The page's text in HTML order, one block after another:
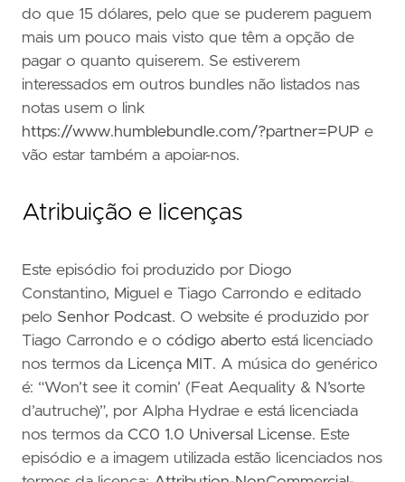
do que 15 dólares, pelo que se puderem paguem
mais um pouco mais visto que têm a opção de
pagar o quanto quiserem. Se estiverem
interessados em outros bundles não listados nas
notas usem o link
https://www.humblebundle.com/?partner=PUP e
vão estar também a apoiar-nos.
Atribuição e licenças
Este episódio foi produzido por Diogo
Constantino, Miguel e Tiago Carrondo e editado
pelo Senhor Podcast. O website é produzido por
Tiago Carrondo e o código aberto está licenciado
nos termos da Licença MIT. A música do genérico
é: “Won’t see it comin’ (Feat Aequality & N’sorte
d’autruche)”, por Alpha Hydrae e está licenciada
nos termos da CC0 1.0 Universal License. Este
episódio e a imagem utilizada estão licenciados nos